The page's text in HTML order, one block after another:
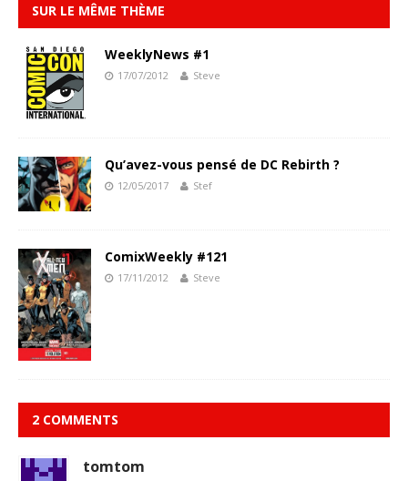
SUR LE MÊME THÈME
WeeklyNews #1
17/07/2012 Steve
Qu’avez-vous pensé de DC Rebirth ?
12/05/2017 Stef
ComixWeekly #121
17/11/2012 Steve
2 COMMENTS
tomtom